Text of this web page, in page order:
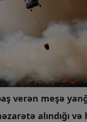
verən meşə
alındığı